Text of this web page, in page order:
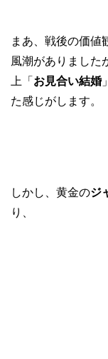
まあ、戦後の価値
風潮がありました
上「 お見合い結婚
た感じがします。
しかし、黄金のジ
り、